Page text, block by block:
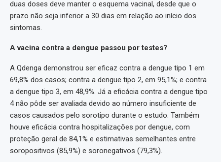
duas doses deve manter o esquema vacinal, desde que o
prazo não seja inferior a 30 dias em relação ao início dos
sintomas.
A vacina contra a dengue passou por testes?
A Qdenga demonstrou ser eficaz contra a dengue tipo 1 em
69,8% dos casos; contra a dengue tipo 2, em 95,1%; e contra
a dengue tipo 3, em 48,9%. Já a eficácia contra a dengue tipo
4 não pôde ser avaliada devido ao número insuficiente de
casos causados pelo sorotipo durante o estudo. Também
houve eficácia contra hospitalizações por dengue, com
proteção geral de 84,1% e estimativas semelhantes entre
soropositivos (85,9%) e soronegativos (79,3%).